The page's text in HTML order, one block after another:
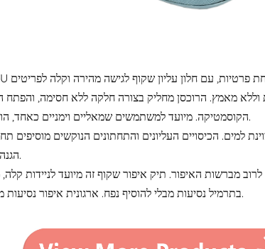
מאמץ. הרוכסן מחליק בצורה חלקה ללא חסימה, והפתח
הקוסמטיקה. מיועד למשתמשים שמאליים וימניים כאחד, הוא משפר את הנוחות והשימושיות.
למים. הכיסויים העליונים והתחתונים הנוקשים מוסיפים
הגנה על מוצרי קוסמטיקה מפני ריסוק.
אינץ', מתאים לרוב מברשות האיפור. תיק איפור שקוף זה מיועד
בתרמיל נסיעות מבלי להוסיף נפח. ארגונית איפור נסיעות מושלמת ליופי ללא מאמץ בדרכים.